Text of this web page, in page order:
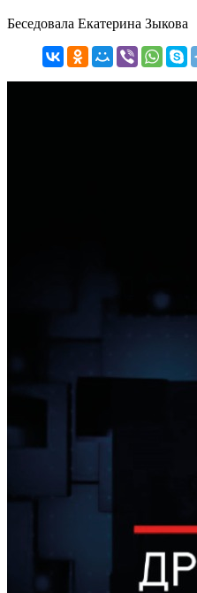
Беседовала Екатерина Зыкова